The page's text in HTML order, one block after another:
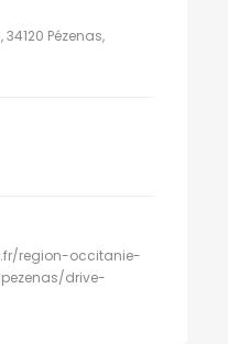
Pézenas,
region-occitanie-
drive-